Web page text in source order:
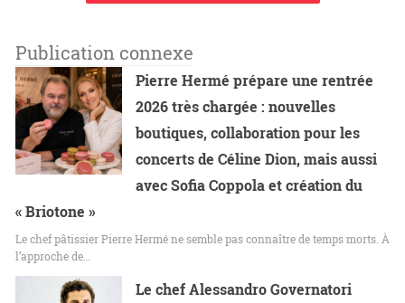
Publication connexe
Pierre Hermé prépare une rentrée
2026 très chargée : nouvelles
boutiques, collaboration pour les
concerts de Céline Dion, mais aussi
avec Sofia Coppola et création du
« Briotone »
Le chef pâtissier Pierre Hermé ne semble pas connaître de temps morts. À
l’approche de…
Le chef Alessandro Governatori